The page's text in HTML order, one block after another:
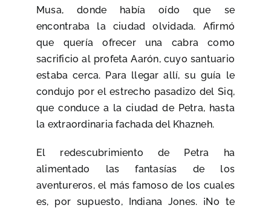
Musa, donde había oído que se
encontraba la ciudad olvidada. Afirmó
que quería ofrecer una cabra como
sacrificio al profeta Aarón, cuyo santuario
estaba cerca. Para llegar allí, su guía le
condujo por el estrecho pasadizo del Siq,
que conduce a la ciudad de Petra, hasta
la extraordinaria fachada del Khazneh.
El redescubrimiento de Petra ha
alimentado las fantasías de los
aventureros, el más famoso de los cuales
es, por supuesto, Indiana Jones. ¡No te